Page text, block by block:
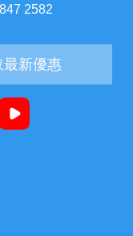
2582
最新優惠